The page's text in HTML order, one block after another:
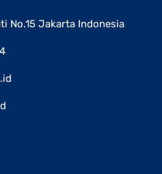
No.15 Jakarta Indonesia